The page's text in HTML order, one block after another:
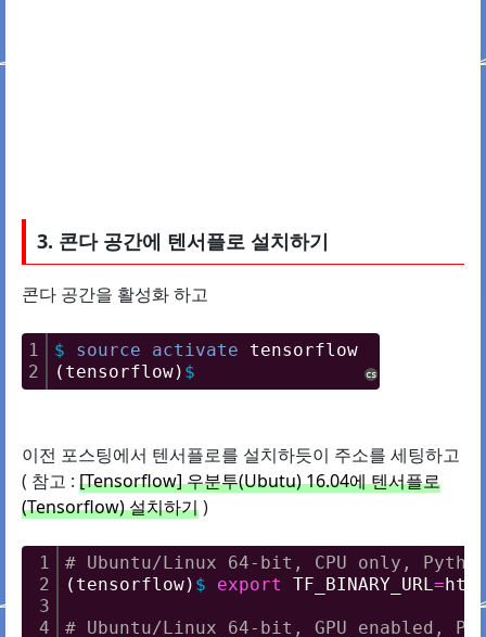
3. 콘다 공간에 텐서플로 설치하기
콘다 공간을 활성화 하고
1
2
$ source activate tensorflow
(tensorflow) $ cs
이전 포스팅에서 텐서플로를 설치하듯이 주소를 세팅하고
( 참고 : [Tensorflow] 우분투(Ubutu) 16.04에 텐서플로
(Tensorflow) 설치하기)
1
2
3
4
# Ubuntu/Linux 64-bit, CPU only, Python
(tensorflow) $ export TF_BINARY_URL=
# Ubuntu/Linux 64-bit, GPU enabled,